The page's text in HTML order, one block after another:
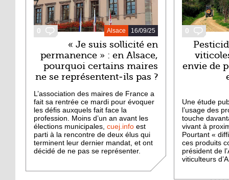
0 16/09/25
Alsace
« Je suis sollicité en
permanence » : en Alsace,
pourquoi certains maires
ne se représentent-ils pas ?
L’association des maires de France a
fait sa rentrée ce mardi pour évoquer
les défis auxquels fait face la
profession. Moins d’un an avant les
élections municipales, cuej.info est
parti à la rencontre de deux élus qui
terminent leur dernier mandat, et ont
décidé de ne pas se représenter.
0
envie de
Une étude
l’usage des
touche
vivant à
Pourtant «
ces produits
président de
viticulteurs